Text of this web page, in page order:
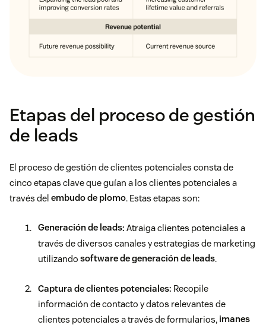
Etapas del proceso de gestión
de leads
El proceso de gestión de clientes potenciales consta de
cinco etapas clave que guían a los clientes potenciales a
través del embudo de plomo. Estas etapas son:
Generación de leads: Atraiga clientes potenciales a
través de diversos canales y estrategias de marketing
utilizando software de generación de leads.
Captura de clientes potenciales: Recopile
información de contacto y datos relevantes de
clientes potenciales a través de formularios, imanes